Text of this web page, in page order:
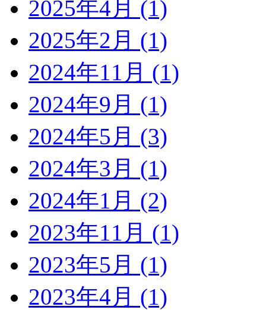
2025年4月 (1)
2025年2月 (1)
2024年11月 (1)
2024年9月 (1)
2024年5月 (3)
2024年3月 (1)
2024年1月 (2)
2023年11月 (1)
2023年5月 (1)
2023年4月 (1)